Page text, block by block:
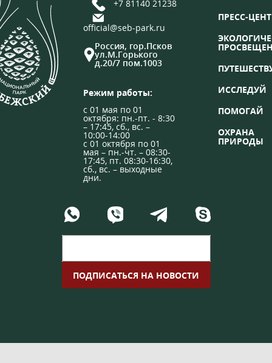
+7 81140 21238
official@seb-park.ru
Россия, гор.Псков
ул.М.Горького
д.20/7 пом.1003
Режим работы:
с 01 мая по 01
октября: пн.-пт. - 8:30
– 17:45, сб., вс. –
10:00-14:00
с 01 октября по 01
мая – пн.-чт. – 08:30-
17:45, пт. 08:30-16:30,
сб., вс. – выходные
дни.
ПРЕСС-
ИССЛЕДУЙ
ПОМОГАЙ
ОХРАНА
ПРИРОДЫ